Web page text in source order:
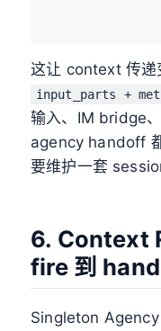
这让 context 传递
input_parts +
输入、IM bridge
agency handoff
要维护一套
6. Context
fire 到
Singleton